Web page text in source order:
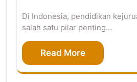
Di Indonesia, pendidikan
salah satu pilar penting…
Read More